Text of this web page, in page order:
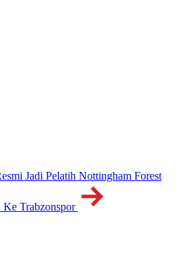
Jadi Pelatih Nottingham Forest
Trabzonspor